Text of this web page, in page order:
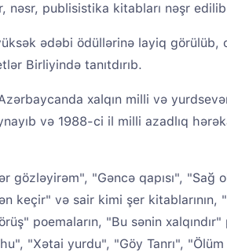
nəsr, publisistika kitabları nəşr
ədəbi ödüllərinə layiq görülüb,
Birliyində tanıtdırıb.
xalqın milli və
və 1988-ci il milli azadlıq
gözləyirəm", "Gəncə qapısı", "Sağ
keçir" və sair kimi şer
poemaların, "Bu sənin xalqındır"
"Xətai yurdu", "Göy Tanrı",